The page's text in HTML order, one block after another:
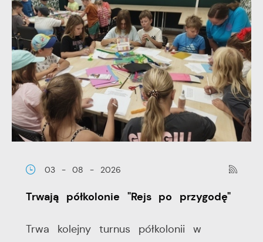
03 - 08 - 2026
Trwają półkolonie "Rejs po przygodę"
Trwa kolejny turnus półkolonii w